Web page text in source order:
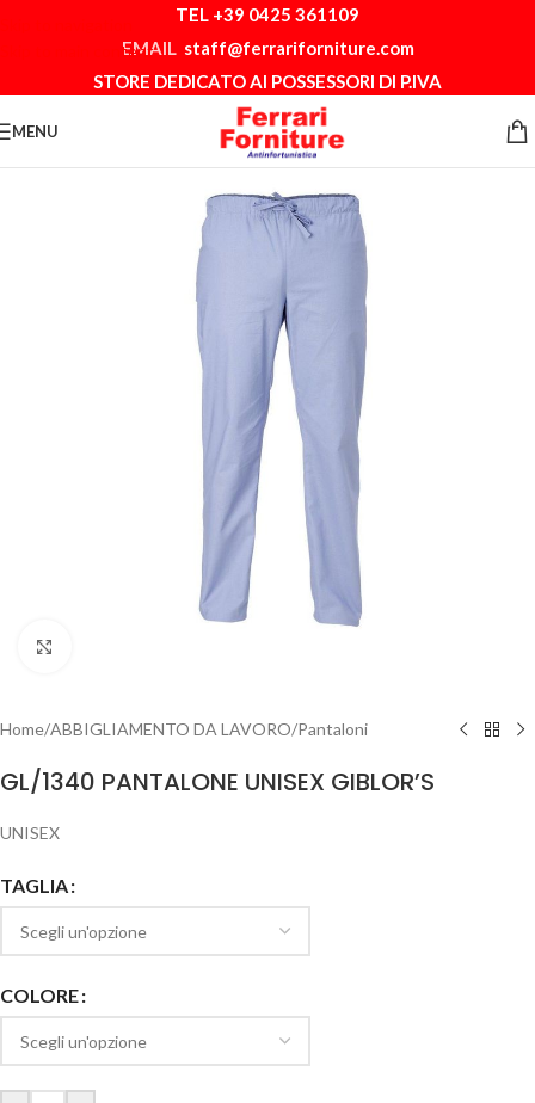
Skip to main content
TEL +39 0425 361109
EMAIL staff@ferrariforniture.com
STORE DEDICATO AI POSSESSORI DI P.IVA
MENU
Home/ABBIGLIAMENTO DA LAVORO/Pantaloni
GL/1340 PANTALONE UNISEX GIBLOR’S
UNISEX
TAGLIA
COLORE